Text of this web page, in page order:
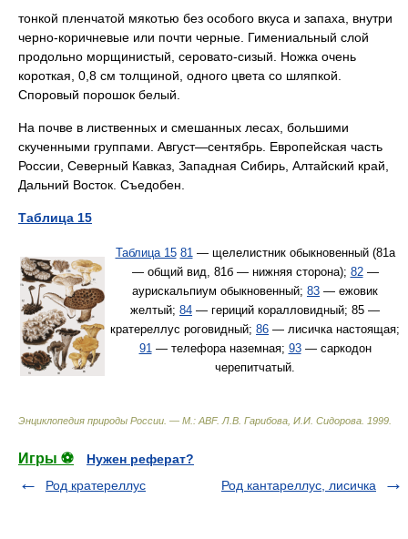
тонкой пленчатой мякотью без особого вкуса и запаха, внутри
черно-коричневые или почти черные. Гимениальный слой
продольно морщинистый, серовато-сизый. Ножка очень
короткая, 0,8 см толщиной, одного цвета со шляпкой.
Споровый порошок белый.
На почве в лиственных и смешанных лесах, большими
скученными группами. Август—сентябрь. Европейская часть
России, Северный Кавказ, Западная Сибирь, Алтайский край,
Дальний Восток. Съедобен.
Таблица 15
Таблица 15 81— щелелистник обыкновенный (81а
— общий вид, 81б — нижняя сторона); 82—
аурискальпиум обыкновенный; 83 — ежовик
желтый; 84 — гериций коралловидный; 85 —
кратереллус роговидный; 86 — лисичка настоящая;
91— телефора наземная; 93— саркодон
черепитчатый.
Энциклопедия природы России. — М.: ABF. Л.В. Гарибова, И.И. Сидорова 1999
Игры ⚽
Нужен реферат?
Род кратереллус
Род кантареллус, лисичка